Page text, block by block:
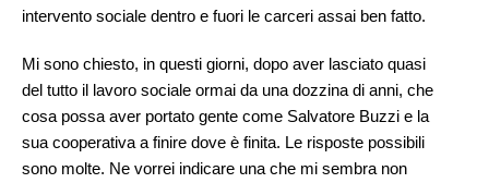
intervento sociale dentro e fuori le carceri assai ben fatto.
Mi sono chiesto, in questi giorni, dopo aver lasciato quasi
del tutto il lavoro sociale ormai da una dozzina di anni, che
cosa possa aver portato gente come Salvatore Buzzi e la
sua cooperativa a finire dove è finita. Le risposte possibili
sono molte. Ne vorrei indicare una che mi sembra non